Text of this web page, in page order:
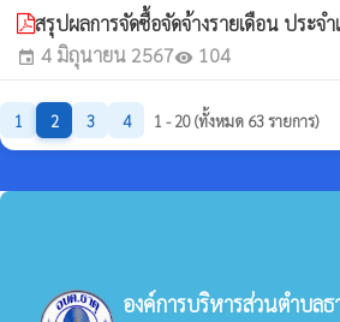
สรุปผลการจัดซื้อจัดจ้างรายเดือน ประ
event 4 มิถุนายน 2567visibility 104
1 2 3 4 1 - 20 (ทั้งหมด 63 รายการ)
องค์การบริหารส่วนตำบลธ